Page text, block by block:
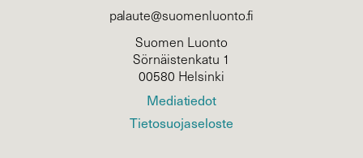
palaute@suomenluonto.fi
Suomen Luonto
Sörnäistenkatu 1
00580 Helsinki
Mediatiedot
Tietosuojaseloste